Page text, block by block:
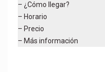
– ¿Cómo llegar?
– Horario
– Precio
– Más información